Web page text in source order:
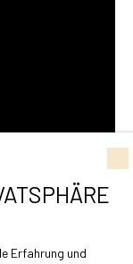
Erfahrung und